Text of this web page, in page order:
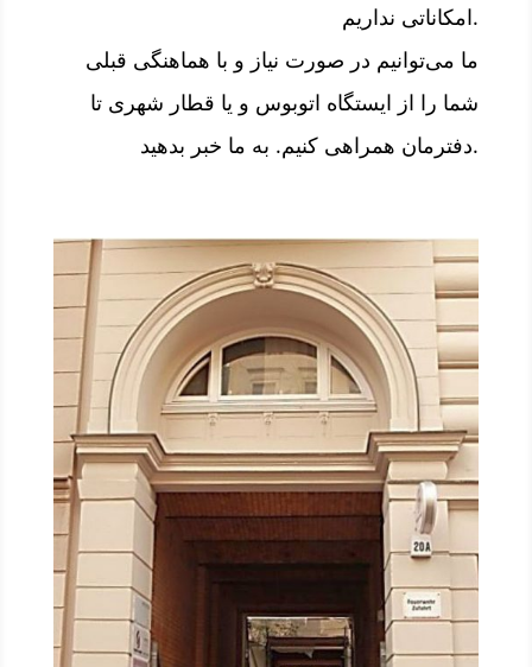
امکاناتی نداریم.
ما می‌توانیم در صورت نیاز و با هماهنگی قبلی
شما را از ایستگاه اتوبوس و یا قطار شهری تا
دفترمان همراهی کنیم. به ما خبر بدهید.